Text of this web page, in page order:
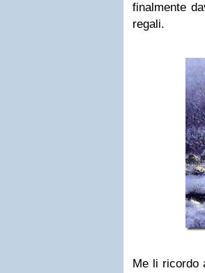
finalmente
regali.
Me li ricordo